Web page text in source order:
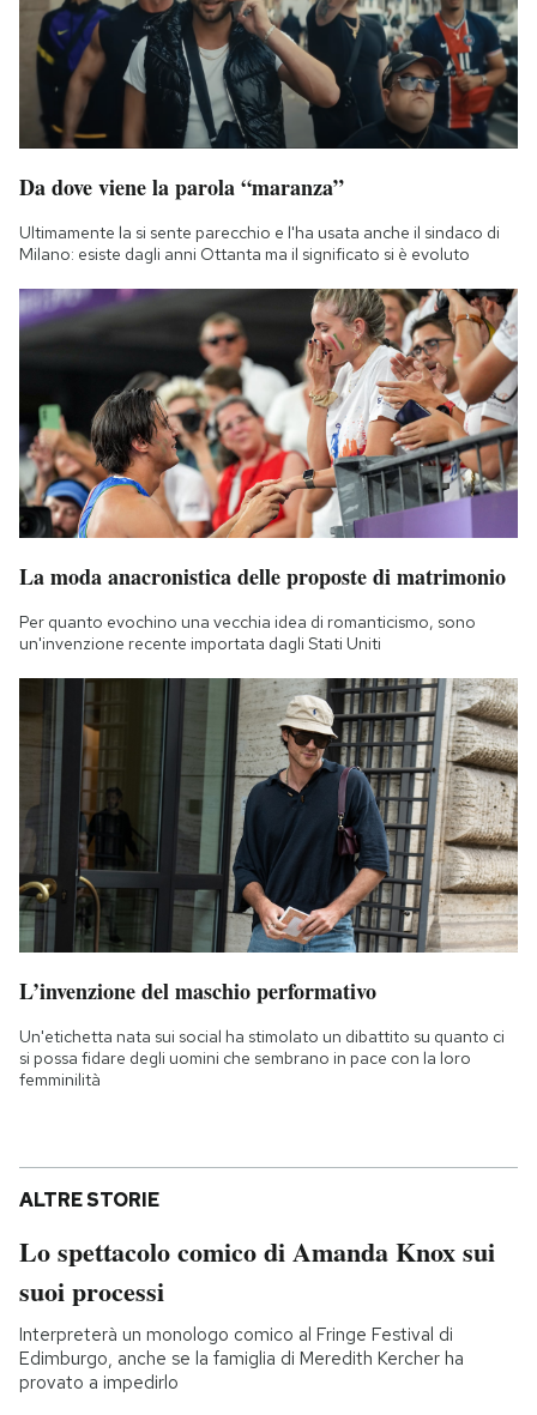
Da dove viene la parola “maranza”
Ultimamente la si sente parecchio e l'ha usata anche il sindaco di
Milano: esiste dagli anni Ottanta ma il significato si è evoluto
La moda anacronistica delle proposte di matrimonio
Per quanto evochino una vecchia idea di romanticismo, sono
un'invenzione recente importata dagli Stati Uniti
L’invenzione del maschio performativo
Un'etichetta nata sui social ha stimolato un dibattito su quanto ci
si possa fidare degli uomini che sembrano in pace con la loro
femminilità
ALTRE STORIE
Lo spettacolo comico di Amanda Knox sui
suoi processi
Interpreterà un monologo comico al Fringe Festival di
Edimburgo, anche se la famiglia di Meredith Kercher ha
provato a impedirlo